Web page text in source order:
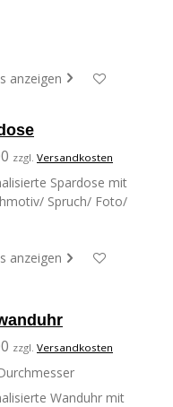
anzeigen
zzgl. Versandkosten
Spardose mit
Spruch/ Foto/
anzeigen
zzgl. Versandkosten
Wanduhr mit